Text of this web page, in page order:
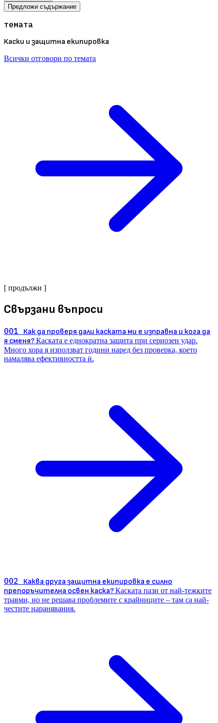
Предложи съдържание
темата
Каски и защитна екипировка
Всички отговори по темата
[ продължи ]
Свързани въпроси
001 Как да проверя дали каската ми е изправна и кога да
я сменя?Каската е еднократна защита при сериозен удар.
Много хора я използват години наред без проверка, което
намалява ефективността ѝ.
002 Каква друга защитна екипировка е силно
препоръчителна освен каска?Каската пази от най-тежките
травми, но не решава проблемите с крайниците – там са най-
честите наранявания.